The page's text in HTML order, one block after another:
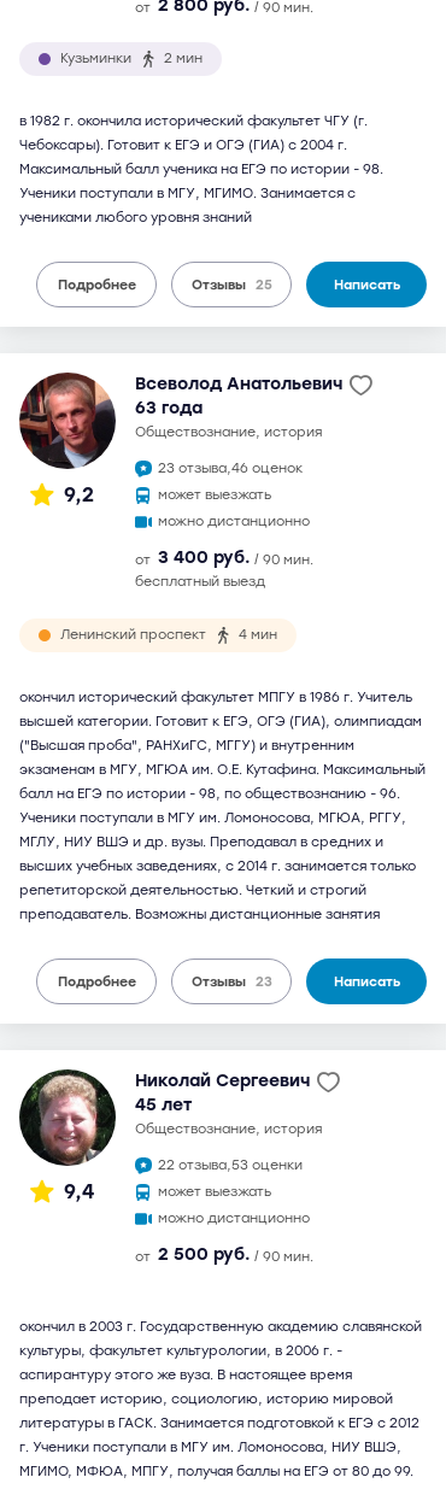
от 2 800 руб. / 90 мин.
Кузьминки 2 мин
в 1982 г. окончила исторический факультет ЧГУ (г.
Чебоксары). Готовит к ЕГЭ и ОГЭ (ГИА) с 2004 г.
Максимальный балл ученика на ЕГЭ по истории - 98.
Ученики поступали в МГУ, МГИМО. Занимается с
учениками любого уровня знаний
Подробнее Отзывы 25 Написать
9,2
Всеволод Анатольевич
63 года
обществознание, история
23 отзыва,46 оценок
может выезжать
можно дистанционно
от 3 400 руб. / 90 мин.
бесплатный выезд
Ленинский проспект 4 мин
окончил исторический факультет МПГУ в 1986 г. Учитель
высшей категории. Готовит к ЕГЭ, ОГЭ (ГИА), олимпиадам
("Высшая проба", РАНХиГС, МГГУ) и внутренним
экзаменам в МГУ, МГЮА им. О.Е. Кутафина. Максимальный
балл на ЕГЭ по истории - 98, по обществознанию - 96.
Ученики поступали в МГУ им. Ломоносова, МГЮА, РГГУ,
МГЛУ, НИУ ВШЭ и др. вузы. Преподавал в средних и
высших учебных заведениях, с 2014 г. занимается только
репетиторской деятельностью. Четкий и строгий
преподаватель. Возможны дистанционные занятия
Подробнее Отзывы 23 Написать
9,4
Николай Сергеевич
45 лет
обществознание, история
22 отзыва,53 оценки
может выезжать
можно дистанционно
от 2 500 руб. / 90 мин.
окончил в 2003 г. Государственную академию славянской
культуры, факультет культурологии, в 2006 г. -
аспирантуру этого же вуза. В настоящее время
преподает историю, социологию, историю мировой
литературы в ГАСК. Занимается подготовкой к ЕГЭ с 2012
г. Ученики поступали в МГУ им. Ломоносова, НИУ ВШЭ,
МГИМО, МФЮА, МПГУ, получая баллы на ЕГЭ от 80 до 99.